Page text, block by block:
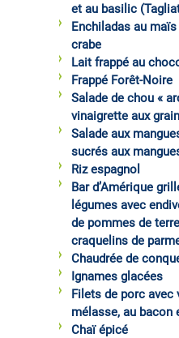
et au basilic
Enchiladas au
crabe
Lait frappé au
Frappé Forêt-Noire
Salade de chou «
vinaigrette aux
Salade aux
sucrés aux
Riz espagnol
Bar d’Amérique
légumes avec
de pommes de
craquelins de
Chaudrée de
Ignames glacées
Filets de porc avec
mélasse, au bacon
Chaï épicé